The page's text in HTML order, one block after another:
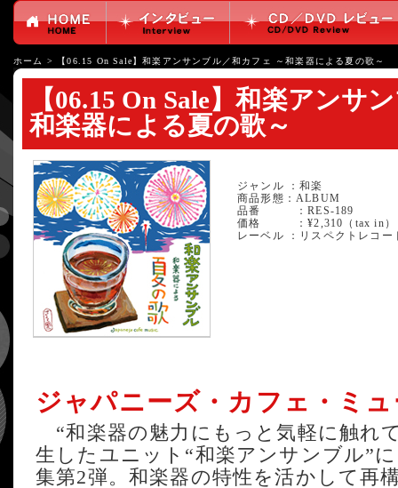
ホーム > 【06.15 On Sale】和楽アンサンブル／和カフェ ～和楽器による夏の歌～
【06.15 On Sale】和楽アンサ
和楽器による夏の歌～
ジャンル ：和楽
商品形態：ALBUM
品番 ：RES-189
価格 ：¥2,310（tax in）
レーベル ：リスペクトレコー
ジャパニーズ・カフェ・ミ
“和楽器の魅力にもっと気軽に触れ
生したユニット“和楽アンサンブル”
集第2弾。和楽器の特性を活かして再